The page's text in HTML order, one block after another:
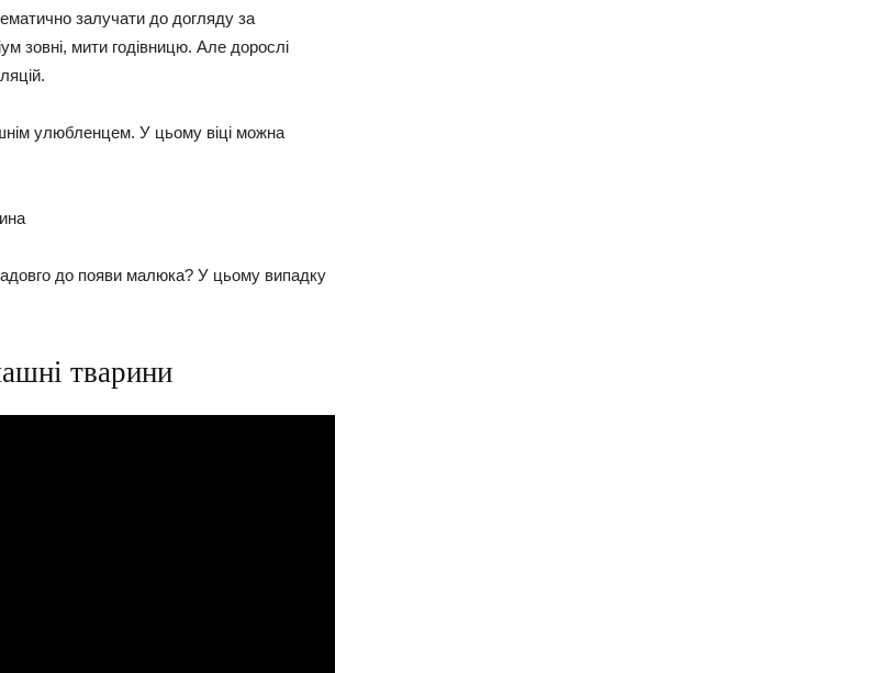
залучати до догляду за
зовні, мити годівницю. Але дорослі
улюбленцем. У цьому віці можна
до появи малюка? У цьому випадку
тварини